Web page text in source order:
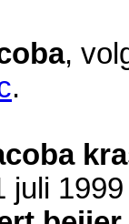
,
.
juli 1999